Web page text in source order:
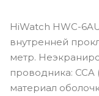
HiWatch HWC-
внутренней
метр.
проводника:
материал